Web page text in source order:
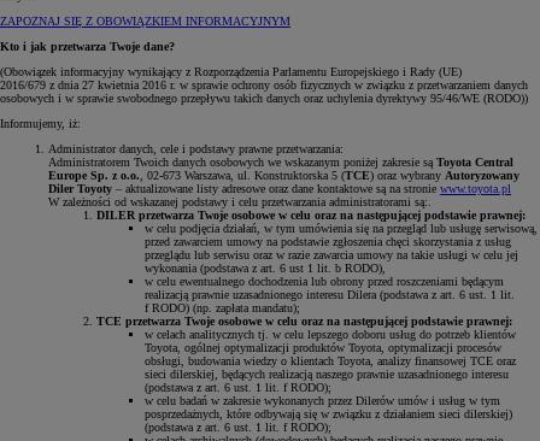
ZAPOZNAJ SIĘ Z OBOWIĄZKIEM INFORMACYJNYM
Kto i jak przetwarza Twoje dane?
(Obowiązek informacyjny wynikający z Rozporządzenia Parlamentu Europejskiego i Rady (UE)
2016/679 z dnia 27 kwietnia 2016 r. w sprawie ochrony osób fizycznych w związku z przetwarzaniem danych
osobowych i w sprawie swobodnego przepływu takich danych oraz uchylenia dyrektywy 95/46/WE (RODO))
Informujemy, iż:
Administrator danych, cele i podstawy prawne przetwarzania:
Administratorem Twoich danych osobowych we wskazanym poniżej zakresie są Toyota Central
Europe Sp. z o.o. , 02-673 Warszawa, ul. Konstruktorska 5 (TCE) oraz wybrany Autoryzowany
Diler Toyoty – aktualizowane listy adresowe oraz dane kontaktowe są na stronie www.toyota.pl
W zależności od wskazanej podstawy i celu przetwarzania administratorami są:.
DILER przetwarza Twoje osobowe w celu oraz na następującej podstawie prawnej:
w celu podjęcia działań, w tym umówienia się na przegląd lub usługę serwisową,
przed zawarciem umowy na podstawie zgłoszenia chęci skorzystania z usług
przeglądu lub serwisu oraz w razie zawarcia umowy na takie usługi w celu jej
wykonania (podstawa z art. 6 ust 1 lit. b RODO),
w celu ewentualnego dochodzenia lub obrony przed roszczeniami będącym
realizacją prawnie uzasadnionego interesu Dilera (podstawa z art. 6 ust. 1 lit.
f RODO) (np. zapłata mandatu);
TCE przetwarza Twoje osobowe w celu oraz na następującej podstawie prawnej:
w celach analitycznych tj. w celu lepszego doboru usług do potrzeb klientów
Toyota, ogólnej optymalizacji produktów Toyota, optymalizacji procesów
obsługi, budowania wiedzy o klientach Toyota, analizy finansowej TCE oraz
sieci dilerskiej, będących realizacją naszego prawnie uzasadnionego interesu
(podstawa z art. 6 ust. 1 lit. f RODO);
w celu badań w zakresie wykonanych przez Dilerów umów i usług w tym
posprzedażnych, które odbywają się w związku z działaniem sieci dilerskiej)
(podstawa z art. 6 ust. 1 lit. f RODO);